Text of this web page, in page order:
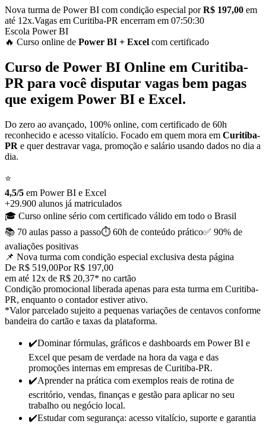
Nova turma de Power BI com condição especial porR$ 197,00 em
até 12x.Vagas em Curitiba-PR encerram em 07:50:29
Escola Power BI
🔥 Curso online de Power BI + Excel com certificado
Curso de Power BI Online em Curitiba-
PR para você disputar vagas bem pagas
que exigem Power BI e Excel.
Do zero ao avançado, 100% online, com certificado de 60h
reconhecido e acesso vitalício. Focado em quem mora em Curitiba-
PR e quer destravar vaga, promoção e salário usando dados no dia a
dia.
⭐
4,5/5 em Power BI e Excel
+29.900 alunos já matriculados
🎓 Curso online sério com certificado válido em todo o Brasil
📚 70 aulas passo a passo⏱️ 60h de conteúdo prático✅ 90% de
avaliações positivas
📌 Nova turma com condição especial exclusiva desta página
De R$ 519,00Por R$ 197,00
em até 12x de R$ 20,37* no cartão
Condição promocional liberada apenas para esta turma em Curitiba-
PR, enquanto o contador estiver ativo.
*Valor parcelado sujeito a pequenas variações de centavos conforme
bandeira do cartão e taxas da plataforma.
✔️Dominar fórmulas, gráficos e dashboards em Power BI e
Excel que pesam de verdade na hora da vaga e das
promoções internas em empresas de Curitiba-PR.
✔️Aprender na prática com exemplos reais de rotina de
escritório, vendas, finanças e gestão para aplicar no seu
trabalho ou negócio local.
✔️Estudar com segurança: acesso vitalício, suporte e garantia